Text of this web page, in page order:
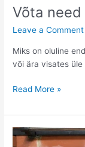
Võta
Leave a Comment
Miks on oluline
või ära visates üle
Võta
patareid
ja
akud
Read More »